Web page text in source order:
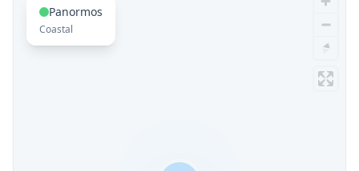
Panormos
Coastal